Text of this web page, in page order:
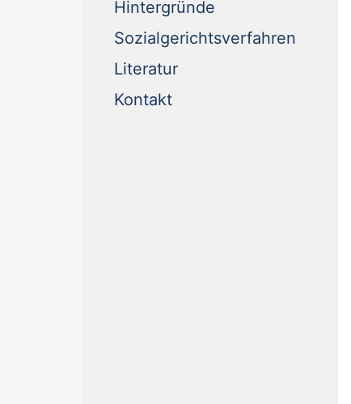
Hintergründe
Sozialgerichtsverfahren
Literatur
Kontakt